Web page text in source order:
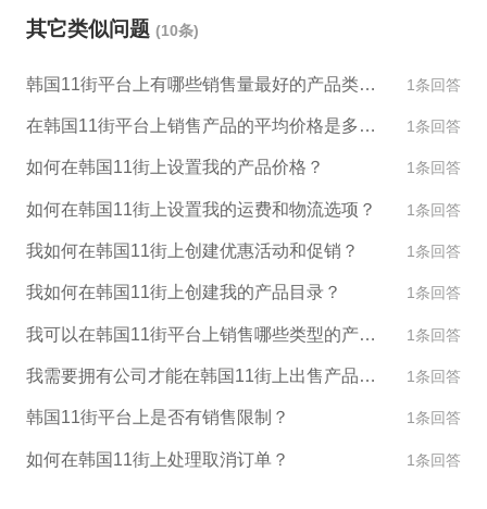
其它类似问题 (10条)
韩国11街平台上有哪些销售量最好的产品类别？ 1条回答
在韩国11街平台上销售产品的平均价格是多少？ 1条回答
如何在韩国11街上设置我的产品价格？ 1条回答
如何在韩国11街上设置我的运费和物流选项？ 1条回答
我如何在韩国11街上创建优惠活动和促销？ 1条回答
我如何在韩国11街上创建我的产品目录？ 1条回答
我可以在韩国11街平台上销售哪些类型的产品？ 1条回答
我需要拥有公司才能在韩国11街上出售产品吗？ 1条回答
韩国11街平台上是否有销售限制？ 1条回答
如何在韩国11街上处理取消订单？ 1条回答